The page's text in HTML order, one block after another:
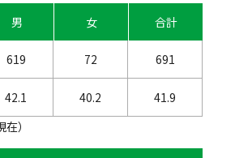
男 女 合計
619 72 691
42.1 40.2
41.9
）